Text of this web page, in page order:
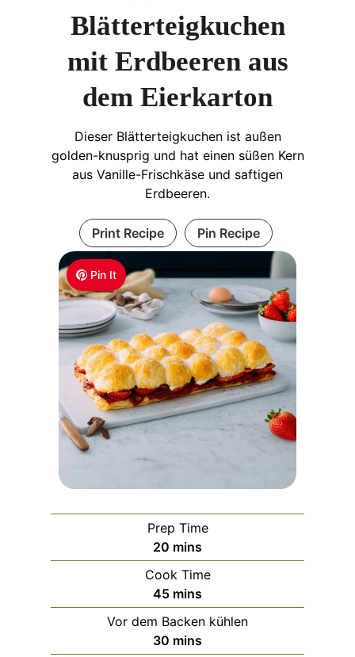
Pin It
Blätterteigkuchen
mit Erdbeeren aus
dem Eierkarton
Dieser Blätterteigkuchen ist außen
golden-knusprig und hat einen süßen Kern
aus Vanille-Frischkäse und saftigen
Erdbeeren.
Print Recipe Pin Recipe
Prep Time
20 m
i
n
u
t
e
mins
Cook Time
45m
i
n
u
mins
Vor dem Backen kühlen
30 m
mins